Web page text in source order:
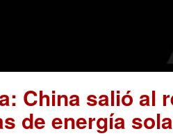
China salió al
de energía